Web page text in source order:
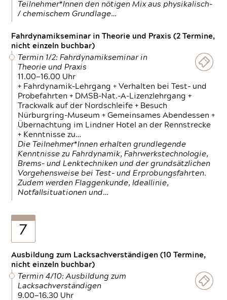
Teilnehmer*Innen den nötigen Mix aus physikalisch-
/ chemischem Grundlage…
Fahrdynamikseminar in Theorie und Praxis (2 Termine,
nicht einzeln buchbar)
Termin 1/2: Fahrdynamikseminar in
Theorie und Praxis
11.00—16.00 Uhr
+ Fahrdynamik-Lehrgang + Verhalten bei Test- und
Probefahrten + DMSB-Nat.-A-Lizenzlehrgang +
Trackwalk auf der Nordschleife + Besuch
Nürburgring-Museum + Gemeinsames Abendessen +
Übernachtung im Lindner Hotel an der Rennstrecke
+ Kenntnisse zu…
Die Teilnehmer*Innen erhalten grundlegende
Kenntnisse zu Fahrdynamik, Fahrwerkstechnologie,
Brems- und Lenktechniken und der grundsätzlichen
Vorgehensweise bei Test- und Erprobungsfahrten.
Zudem werden Flaggenkunde, Ideallinie,
Notfallsituationen und…
7
Ausbildung zum Lacksachverständigen (10 Termine,
nicht einzeln buchbar)
Termin 4/10: Ausbildung zum
Lacksachverständigen
9.00—16.30 Uhr